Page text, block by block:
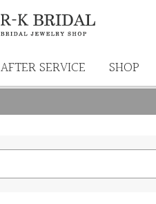
AFTER SERVICE SHOP